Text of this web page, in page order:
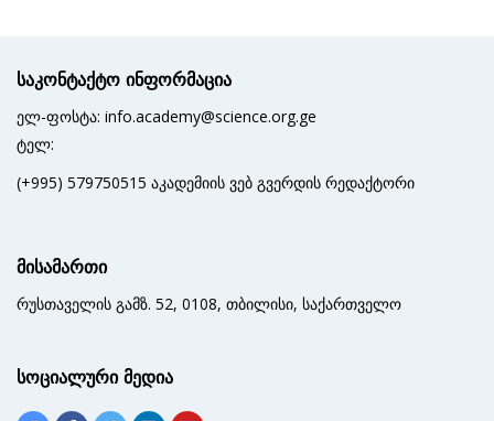
საკონტაქტო ინფორმაცია
ელ-ფოსტა: info.academy@science.org.ge
ტელ:
(+995) 579750515 აკადემიის ვებ გვერდის რედაქტორი
მისამართი
რუსთაველის გამზ. 52, 0108, თბილისი, საქართველო
სოციალური მედია